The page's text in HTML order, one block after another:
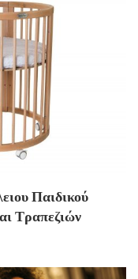
Παιδικού
Τραπεζιών